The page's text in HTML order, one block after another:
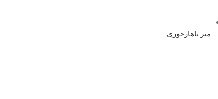
میز ناهارخوری